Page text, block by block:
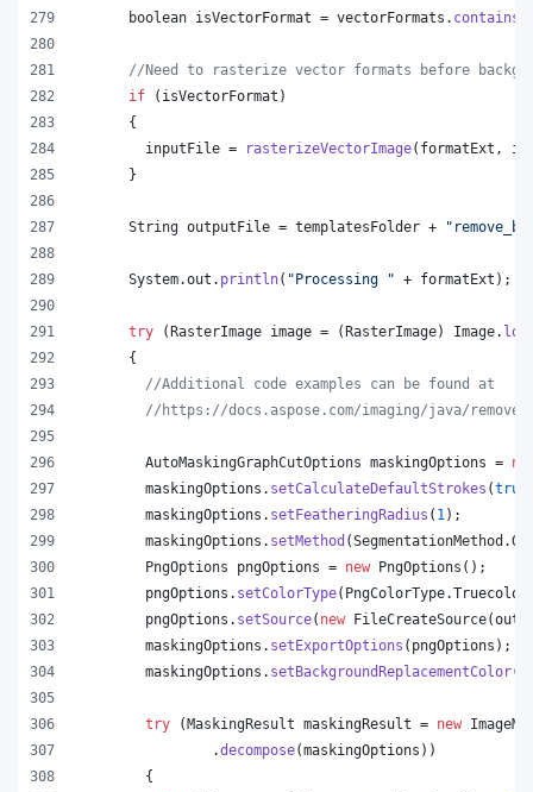
boolean isVectorFormat = vectorFormats . contains
//Need to rasterize vector formats before
if ( isVectorFormat )
      {
inputFile = rasterizeVectorImage( formatExt ,
      }
String outputFile = templatesFolder +
System.out . println( "Processing " + formatExt );
try (RasterImage image = (RasterImage) Image.
      {
//Additional code examples can be found at
//https://docs.aspose.com/imaging/java/remove-
AutoMaskingGraphCutOptions maskingOptions =
maskingOptions . setCalculateDefaultStrokes (true
maskingOptions . setFeatheringRadius ( 1 );
maskingOptions . setMethod (SegmentationMethod .
PngOptions
pngOptions = new PngOptions ();
pngOptions . setColorType( PngColorType.
pngOptions . setSource( new FileCreateSource(
maskingOptions . setExportOptions ( pngOptions );
maskingOptions . setBackgroundReplacementColor(
try (MaskingResult maskingResult = new
                .
decompose(maskingOptions ))
        {